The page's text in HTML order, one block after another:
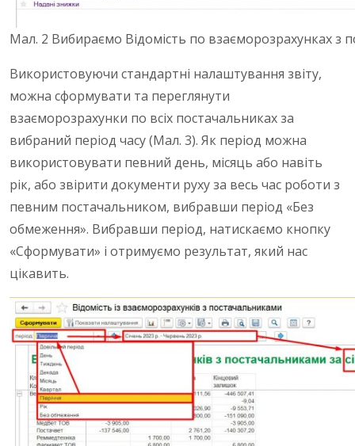
Мал. 2 Вибираємо Відомість по взаєморозрахунках з
Використовуючи стандартні налаштування звіту,
можна сформувати та переглянути
взаєморозрахунки по всіх постачальниках за
вибраний період часу (Мал. 3). Як період можна
використовувати певний день, місяць або навіть
рік, або звірити документи руху за весь час роботи з
певним постачальником, вибравши період «Без
обмеження». Вибравши період, натискаємо кнопку
«Сформувати» і отримуємо результат, який нас
цікавить.